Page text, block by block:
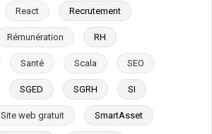
React Recrutement
Rémunération RH
Santé Scala SEO
SGED SGRH SI
Site web gratuit SmartAsset